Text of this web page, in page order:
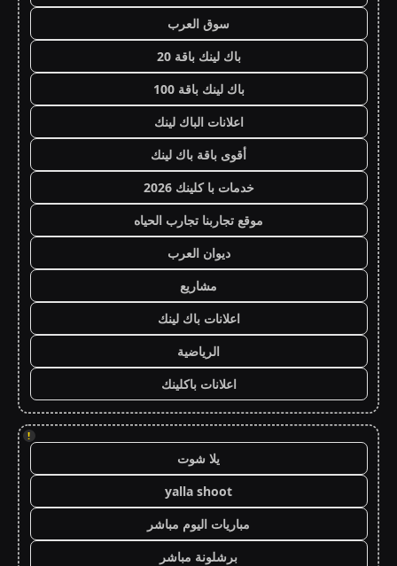
سوق العرب
باك لينك باقة 20
باك لينك باقة 100
اعلانات الباك لينك
أقوى باقة باك لينك
خدمات با كلينك 2026
موقع تجاربنا تجارب الحياه
ديوان العرب
مشاريع
اعلانات باك لينك
الرياضية
اعلانات باكلينك
!
يلا شوت
yalla shoot
مباريات اليوم مباشر
برشلونة مباشر